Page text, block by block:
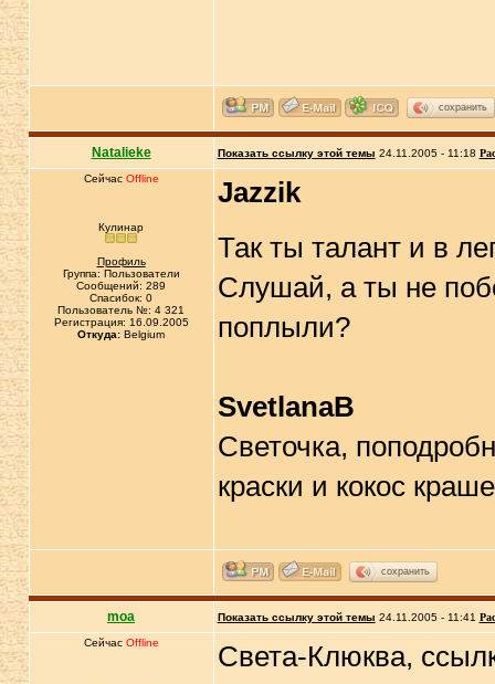
сохранить
Natalieke Показать ссылку этой темы 24.11.2005 - 11:18
Сейчас Offline
Кулинар
Профиль
Группа: Пользователи
Сообщений: 289
Спасибок: 0
Пользователь №: 4 321
Регистрация: 16.09.2005
Откуда: Belgium
Jazzik
Так ты талант и в
Слушай, а ты не
поплыли?
SvetlanaB
Светочка,
краски и кокос
сохранить
moa Показать ссылку этой темы 24.11.2005 - 11:41
Сейчас Offline Света-Клюква,